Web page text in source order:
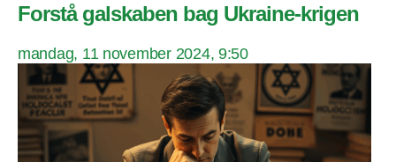
Forstå galskaben bag Ukraine-krigen
mandag, 11 november 2024, 9:50